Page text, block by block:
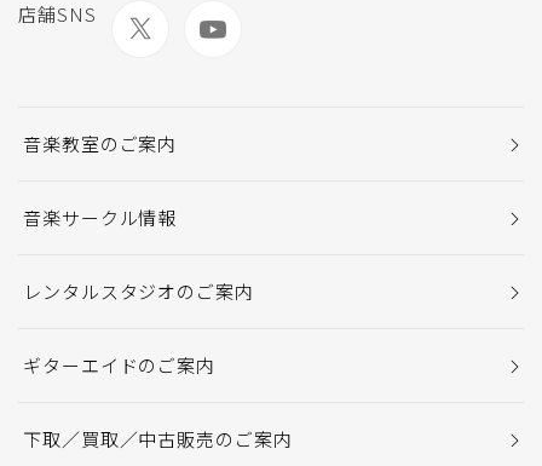
店舗SNS
音楽教室のご案内
音楽サークル情報
レンタルスタジオのご案内
ギターエイドのご案内
下取／買取／中古販売のご案内